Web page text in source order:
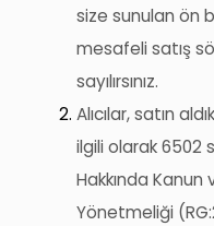
size sunulan ön
mesafeli satış
sayılırsınız.
Alıcılar, satın
ilgili olarak 6502
Hakkında
Yönetmeliği